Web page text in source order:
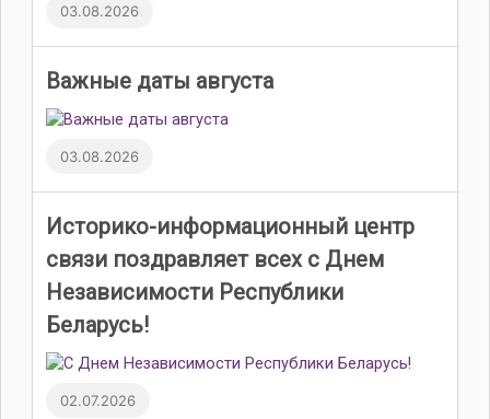
03.08.2026
Важные даты августа
03.08.2026
Историко-информационный центр
связи поздравляет всех с Днем
Независимости Республики
Беларусь!
02.07.2026